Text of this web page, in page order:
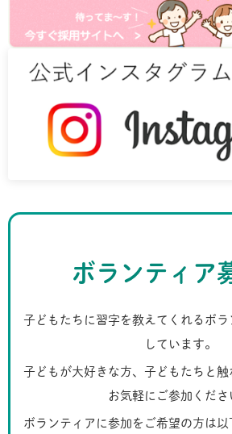
ボランティア
子どもたちに習字を教えてくれるボ
しています。
子どもが大好きな方、子どもたちと
お気軽にご参加くださ
ボランティアに参加をご希望の方は